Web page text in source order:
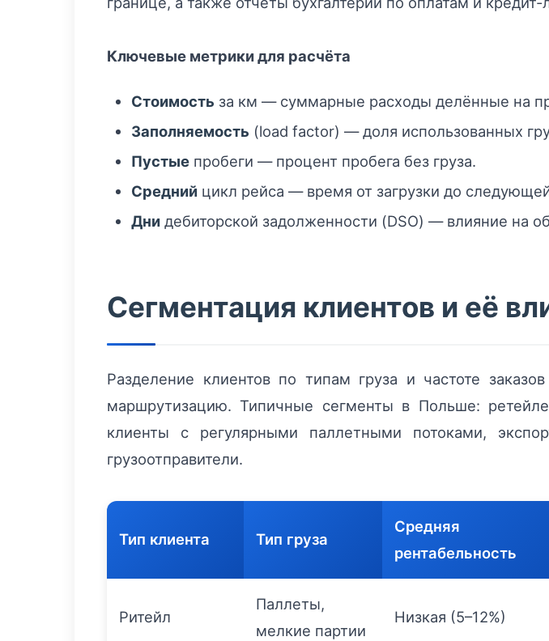
Ключевые метрики для расчёта
Стоимость за км — суммарные расходы делённые на
Заполняемость (load factor) — доля использованных
Пустые пробеги — процент пробега без груза.
Средний цикл рейса — время от загрузки до следующей
Дни дебиторской задолженности (DSO) — влияние на
Сегментация клиентов и её
Разделение клиентов по типам груза и частоте
маршрутизацию. Типичные сегменты в Польше:
клиенты с регулярными паллетными потоками,
грузоотправители.
Тип клиента Тип груза
Средняя
рентабельность
Ритейл
Паллеты,
мелкие партии
Низкая (5–12%)